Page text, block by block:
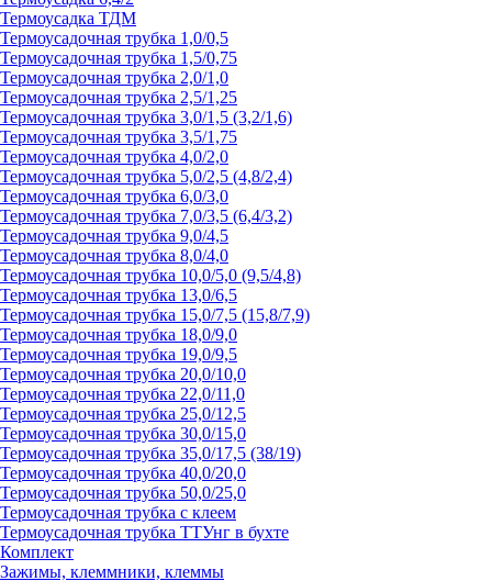
Термоусадка ТДМ
Термоусадочная трубка 1,0/0,5
Термоусадочная трубка 1,5/0,75
Термоусадочная трубка 2,0/1,0
Термоусадочная трубка 2,5/1,25
Термоусадочная трубка 3,0/1,5 (3,2/1,6)
Термоусадочная трубка 3,5/1,75
Термоусадочная трубка 4,0/2,0
Термоусадочная трубка 5,0/2,5 (4,8/2,4)
Термоусадочная трубка 6,0/3,0
Термоусадочная трубка 7,0/3,5 (6,4/3,2)
Термоусадочная трубка 9,0/4,5
Термоусадочная трубка 8,0/4,0
Термоусадочная трубка 10,0/5,0 (9,5/4,8)
Термоусадочная трубка 13,0/6,5
Термоусадочная трубка 15,0/7,5 (15,8/7,9)
Термоусадочная трубка 18,0/9,0
Термоусадочная трубка 19,0/9,5
Термоусадочная трубка 20,0/10,0
Термоусадочная трубка 22,0/11,0
Термоусадочная трубка 25,0/12,5
Термоусадочная трубка 30,0/15,0
Термоусадочная трубка 35,0/17,5 (38/19)
Термоусадочная трубка 40,0/20,0
Термоусадочная трубка 50,0/25,0
Термоусадочная трубка с клеем
Термоусадочная трубка ТТУнг в бухте
Комплект
Зажимы, клеммники, клеммы